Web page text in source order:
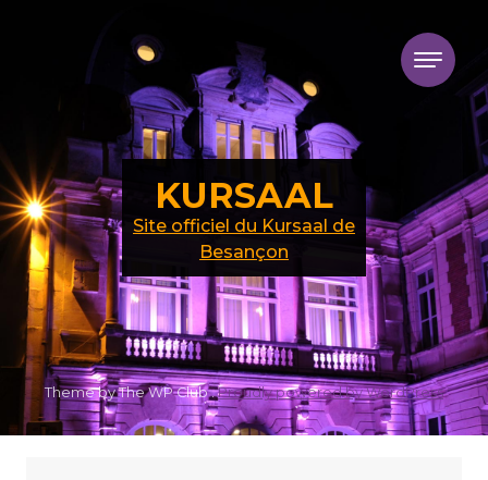
KURSAAL
Site officiel du Kursaal de
Besançon
Theme by The WP Club .Proudly powered by WordPress